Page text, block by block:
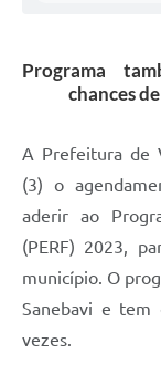
Listagem dos
Acesso à Informação
Contratos
Associação dos
Vinhedo
Audiências Públicas
Carta de Serviços
Programa
chances
A Prefeitura de
(3) o
aderir ao
(PERF) 2023,
município. O
Sanebavi e tem
vezes.